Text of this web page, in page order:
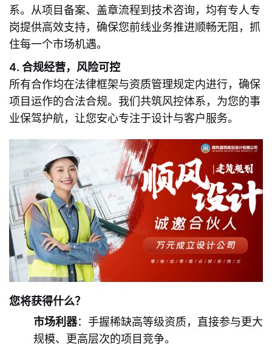
系。从项目备案、盖章流程到技术咨询，均有专人专
岗提供高效支持，确保您前线业务推进顺畅无阻，抓
住每一个市场机遇。
4. 合规经营，风险可控
所有合作均在法律框架与资质管理规定内进行，确保
项目运作的合法合规。我们共筑风控体系，为您的事
业保驾护航，让您安心专注于设计与客户服务。
您将获得什么？
市场利器：手握稀缺高等级资质，直接参与更大
规模、更高层次的项目竞争。